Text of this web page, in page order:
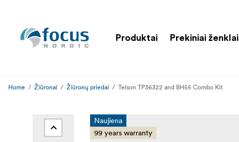
Produktai Prekiniai ženklai
Home Žiūronai Žiūronų priedai Telson TP36322 and BH55 Combo Kit
Naujiena
99 years warranty